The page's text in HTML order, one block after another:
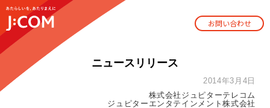
お問い合わせ
ニュースリリース
2014年3月4日
株式会社ジュピターテレコム
ジュピターエンタテインメント株式会社